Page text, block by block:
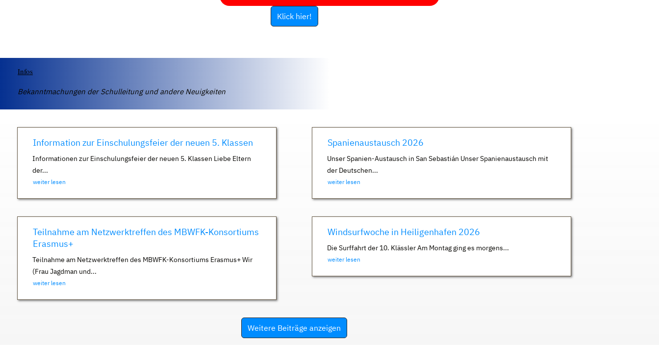
Klick hier!
Infos
Bekanntmachungen der Schulleitung und andere Neuigkeiten
Information zur Einschulungsfeier der neuen 5. Klassen
Informationen zur Einschulungsfeier der neuen 5. Klassen Liebe Eltern
der...
weiter lesen
Spanienaustausch 2026
Unser Spanien-Austausch in San Sebastián Unser Spanienaustausch mit
der Deutschen...
weiter lesen
Teilnahme am Netzwerktreffen des MBWFK-Konsortiums
Erasmus+
Teilnahme am Netzwerktreffen des MBWFK-Konsortiums Erasmus+ Wir
(Frau Jagdman und...
weiter lesen
Windsurfwoche in Heiligenhafen 2026
Die Surffahrt der 10. Klässler Am Montag ging es morgens...
weiter lesen
Weitere Beiträge anzeigen